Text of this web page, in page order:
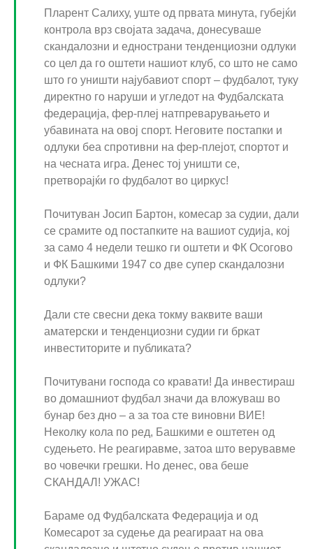
Пларент Салиху, уште од првата минута, губејќи
контрола врз својата задача, донесуваше
скандалозни и еднострани тенденциозни одлуки
со цел да го оштети нашиот клуб, со што не само
што го уништи најубавиот спорт – фудбалот, туку
директно го наруши и угледот на Фудбалската
федерација, фер-плеј натпреварувањето и
убавината на овој спорт. Неговите постапки и
одлуки беа спротивни на фер-плејот, спортот и
на чесната игра. Денес тој уништи се,
претворајќи го фудбалот во циркус!
Почитуван Јосип Бартон, комесар за судии, дали
се срамите од постапките на вашиот судија, кој
за само 4 недели тешко ги оштети и ФК Осогово
и ФК Башкими 1947 со две супер скандалозни
одлуки?
Дали сте свесни дека токму ваквите ваши
аматерски и тенденциозни судии ги бркат
инвеститорите и публиката?
Почитувани господа со кравати! Да инвестираш
во домашниот фудбал значи да вложуваш во
бунар без дно – а за тоа сте виновни ВИЕ!
Неколку кола по ред, Башкими е оштетен од
судењето. Не реагиравме, затоа што верувавме
во човечки грешки. Но денес, ова беше
СКАНДАЛ! УЖАС!
Бараме од Фудбалската Федерација и од
Комесарот за судење да реагираат на ова